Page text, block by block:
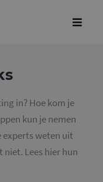
in? Hoe kom je
kun je nemen
experts weten uit
Lees hier hun